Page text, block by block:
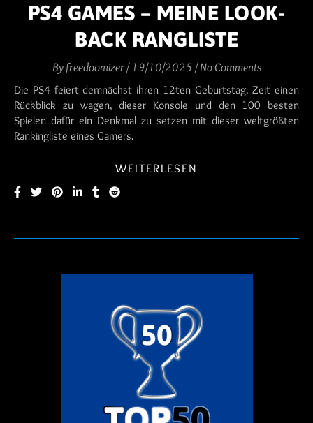
PS4 GAMES – MEINE LOOK-
BACK RANGLISTE
Byfreedoomizer/ 19/10/2025 / No Comments
Die PS4 feiert demnächst ihren 12ten Geburtstag. Zeit einen
Rückblick zu wagen, dieser Konsole und den 100 besten
Spielen dafür ein Denkmal zu setzen mit dieser weltgrößten
Rankingliste eines Gamers.
WEITERLESEN